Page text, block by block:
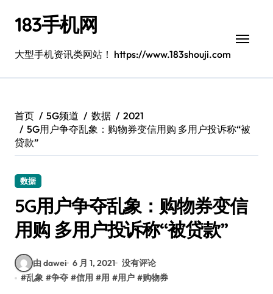
183手机网
大型手机资讯类网站！ https://www.183shouji.com
首页 5G频道 数据
2021
5G用户争夺乱象：购物券变信用购 多用户投诉称“被
贷款”
数据
5G用户争夺乱象：购物券变信
用购 多用户投诉称“被贷款”
由 dawei 6 月 1, 2021 没有评论
#乱象 #争夺 #信用 #用 #用户 #购物券